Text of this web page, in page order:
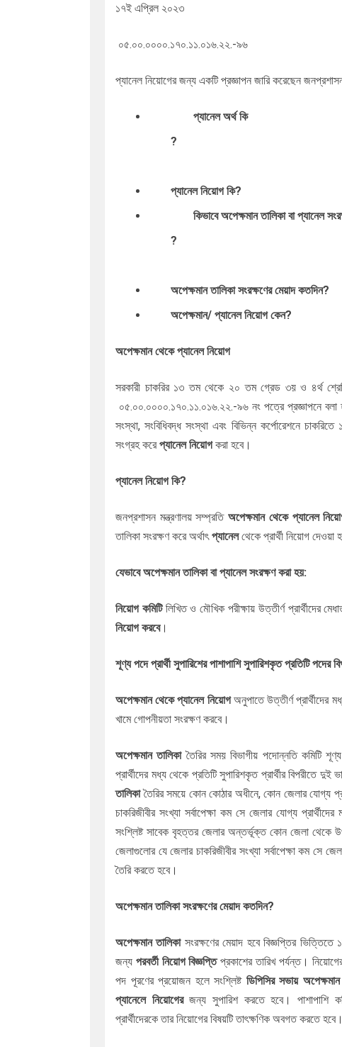
১৭ই এপ্রিল ২০২৩
০৫.০০.০০০০.১৭০.১১.০১৬.২২.-৯৬
প্যানেল নিয়োগের জন্য একটি প্রজ্ঞাপন জারি করেছেন
প্যানেল অর্থ কি
?
প্যানেল নিয়োগ কি?
কিভাবে অপেক্ষমান তালিকা বা প্যানেল
?
অপেক্ষমান তালিকা সংরক্ষণের মেয়াদ কতদিন?
অপেক্ষমান/প্যানেল নিয়োগ কেন?
অপেক্ষমান থেকেপ্যানেল নিয়োগ
সরকারী চাকরির ১৩ তম থেকে ২০ তম গ্রেড ৩য় ও ৪র্থ
০৫.০০.০০০০.১৭০.১১.০১৬.২২.-৯৬ নং পত্রেপ্রজ্ঞাপনে বলা
সংস্থা, সংবিধিবদ্ধ সংস্থা এবং বিভিন্ন কর্পোরেশনে
সংগ্রহ করেপ্যানেল নিয়োগকরা হবে।
প্যানেল নিয়োগ কি?
জনপ্রশাসন মন্ত্রণালয় সম্প্রতিঅপেক্ষমান থেকে প্যানেল
তালিকা সংরক্ষণ করে অর্থাৎপ্যানেলথেকে প্রার্থী নিয়োগ দেওয়া
যেভাবে অপেক্ষমান তালিকা বা প্যানেল সংরক্ষণ করা হয়:
নিয়োগ কমিটিলিখিত ও মৌখিক পরীক্ষায় উত্তীর্ণ প্রার্থীদের
নিয়োগ করবে।
শূণ্য পদে প্রার্থী সুপারিশের পাশাপাশি সুপারিশকৃত প্রতিটি পদের
অপেক্ষমান থেকেপ্যানেল নিয়োগঅনুপাতে উত্তীর্ণ প্রার্থীদের
খামে গোপনীয়তা সংরক্ষণ করবে।
অপেক্ষমান তালিকাতৈরির সময় বিভাগীয় পদোন্নতি কমিটি
প্রার্থীদের মধ্য থেকে প্রতিটি সুপারিশকৃত প্রার্থীর বিপরীতে
তালিকাতৈরির সময়ে কোন কোঠার অধীনে, কোন জেলার যোগ্য
চাকরিজীবীর সংখ্যা সর্বাপেক্ষা কম সে জেলার যোগ্য
সংশ্লিষ্ট সাবেক বৃহত্তর জেলার অন্তর্ভূক্ত কোন জেলা থেকে
জেলাগুলোর যে জেলার চাকরিজীবীর সংখ্যা সর্বাপেক্ষা কমসে
তৈরি করতে হবে।
অপেক্ষমান তালিকা সংরক্ষণের মেয়াদ কতদিন?
অপেক্ষমান তালিকাসংরক্ষণের মেয়াদ হবে বিজ্ঞপ্তির ভিত্তিতে
জন্য পরবর্তী নিয়োগ বিজ্ঞপ্তিপ্রকাশের তারিখ পর্যন্ত।
পদ পূরণের প্রয়োজন হলে সংশ্লিষ্ট ডিপিসির সভায় অপেক্ষমান
প্যানেলে নিয়োগেরজন্য সুপারিশ করতে হবে। পাশাপাশি
প্রার্থীদেরকে তার নিয়োগের বিষয়টি তাৎক্ষণিক অবগত করতে হবে।